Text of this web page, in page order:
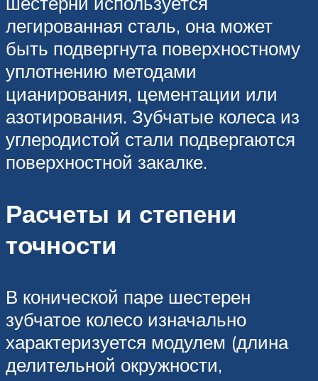
легированная сталь, она может
быть подвергнута поверхностному
уплотнению методами
цианирования, цементации или
азотирования. Зубчатые колеса из
углеродистой стали подвергаются
поверхностной закалке.
Расчеты и степени
точности
В конической паре шестерен
зубчатое колесо изначально
характеризуется модулем (длина
делительной окружности,